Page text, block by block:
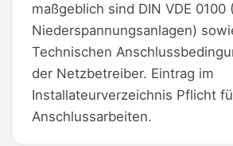
maßgeblich sind DIN VDE 0100
Niederspannungsanlagen)
Technischen
der Netzbetreiber. Eintrag im
Installateurverzeichnis Pflicht
Anschlussarbeiten.